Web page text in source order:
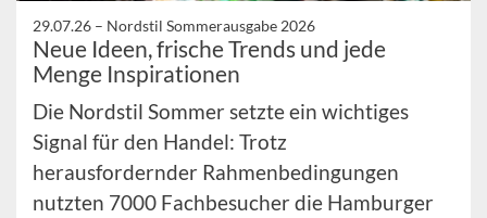
29.07.26 – Nordstil Sommerausgabe 2026
Neue Ideen, frische Trends und jede
Menge Inspirationen
Die Nordstil Sommer setzte ein wichtiges
Signal für den Handel: Trotz
herausfordernder Rahmenbedingungen
nutzten 7000 Fachbesucher die Hamburger